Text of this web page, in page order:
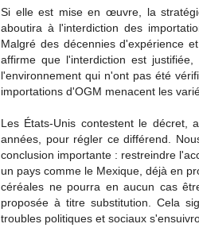
Si elle est mise en œuvre, la
aboutira à l'interdiction des
Malgré des décennies d'expérience
affirme que l'interdiction est
l'environnement qui n'ont pas été
importations d'OGM menacent les
Les États-Unis contestent le décret,
années, pour régler ce différend.
conclusion importante : restreindre
un pays comme le Mexique, déjà en
céréales ne pourra en aucun cas
proposée à titre substitution. Cela
troubles politiques et sociaux